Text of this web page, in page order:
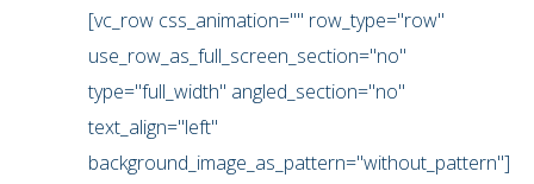
[vc_row css_animation="" row_type="row"
use_row_as_full_screen_section="no"
type="full_width" angled_section="no"
text_align="left"
background_image_as_pattern="without_pattern"]